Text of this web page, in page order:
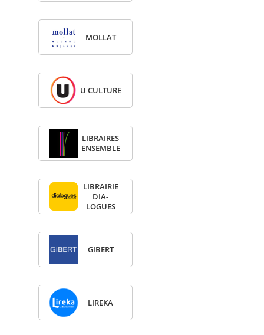
MOL­LAT
U CULTURE
LIBRAIRES
ENSEMBLE
LIBRAI­RIE
DIA­
LOGUES
GIBERT
LIREKA